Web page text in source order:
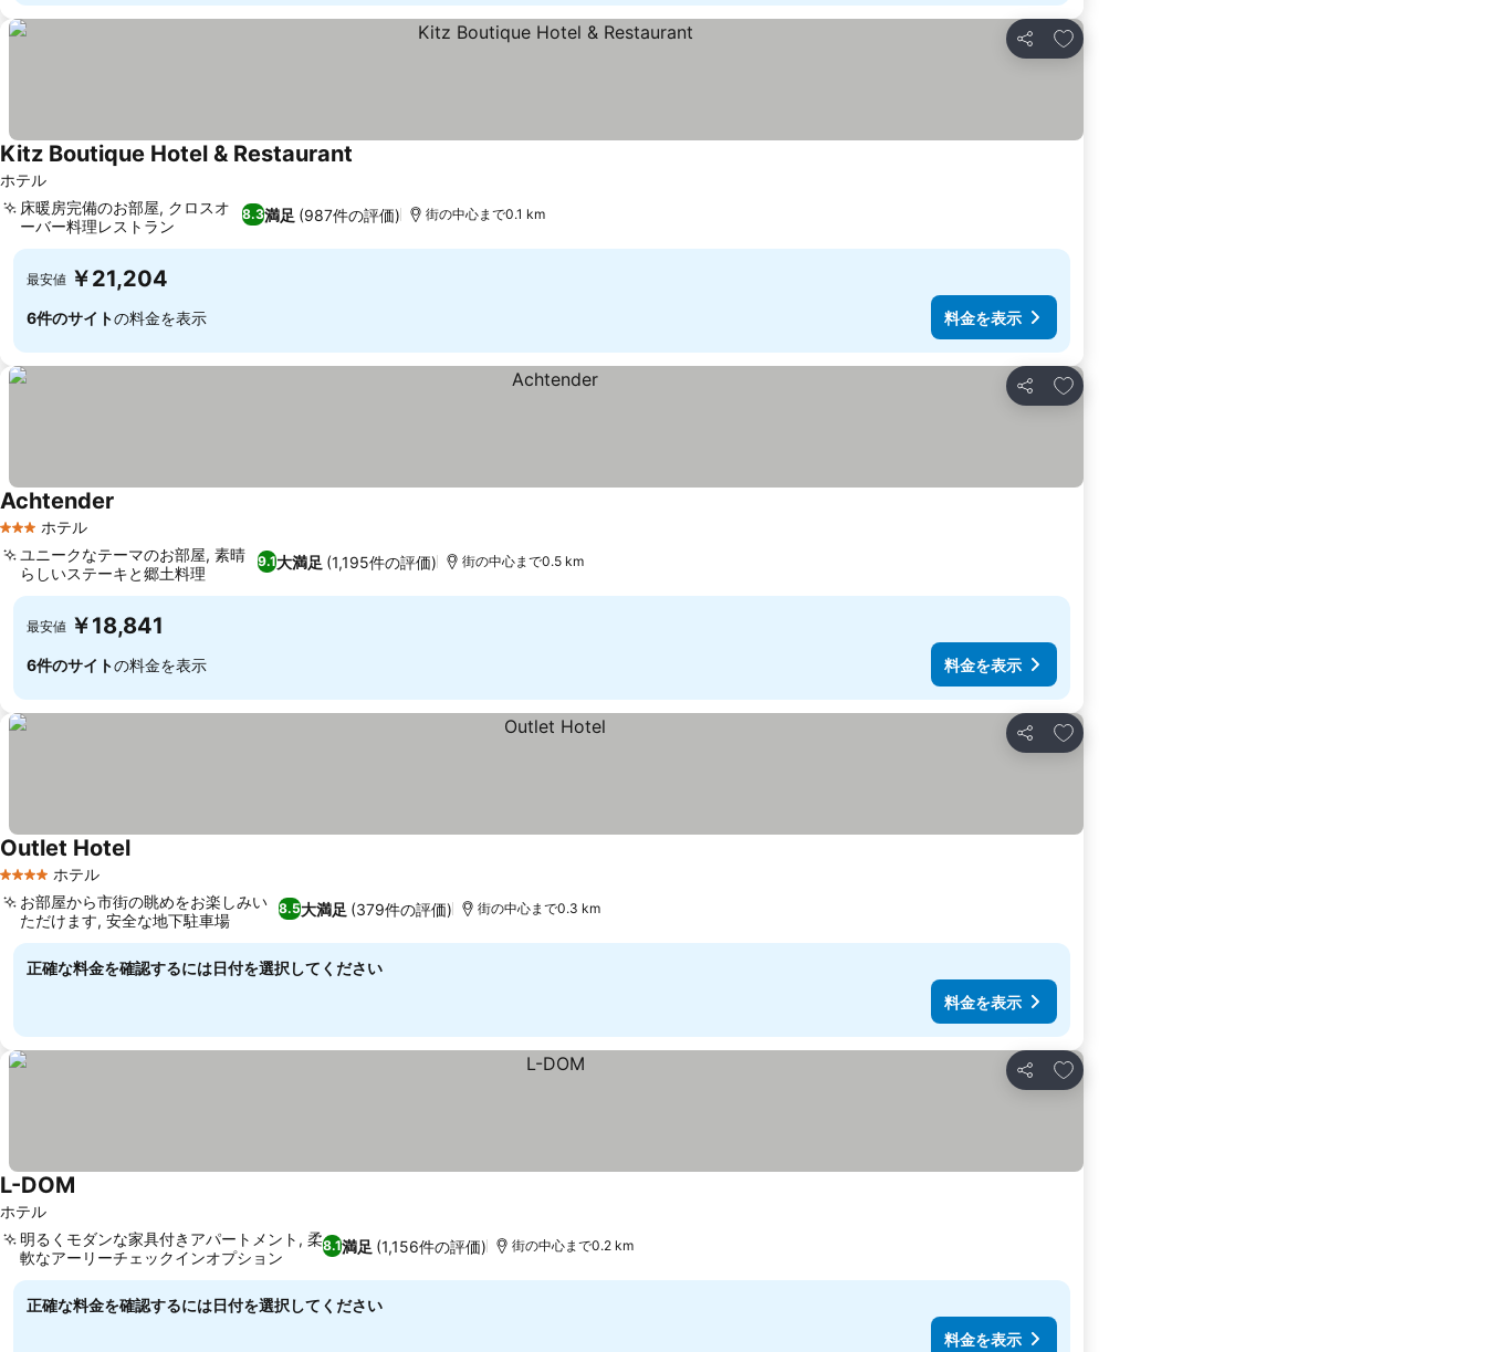
シェア
お気に入りに追加
ホテル
Kitz Boutique Hotel & Restaurant
8.3満足 (987件の評価)
床暖房完備のお部屋, クロスオ
ーバー料理レストラン
街の中心まで0.1 km
最安値 ￥21,204
6件のサイトの料金を表示 料金を表示
シェア
お気に入りに追加
3 ホテルのランク
ホテル
Achtender
9.1大満足 (1,195件の評価)
ユニークなテーマのお部屋, 素晴
らしいステーキと郷土料理
街の中心まで0.5 km
最安値 ￥18,841
6件のサイトの料金を表示 料金を表示
シェア
お気に入りに追加
4 ホテルのランク
ホテル
Outlet Hotel
8.5大満足 (379件の評価)
お部屋から市街の眺めをお楽しみい
ただけます, 安全な地下駐車場
街の中心まで0.3 km
正確な料金を確認するには日付を選択してください
料金を表示
シェア
お気に入りに追加
ホテル
L-DOM
8.1満足 (1,156件の評価)
明るくモダンな家具付きアパートメント, 柔
軟なアーリーチェックインオプション
街の中心まで0.2 km
正確な料金を確認するには日付を選択してください
料金を表示